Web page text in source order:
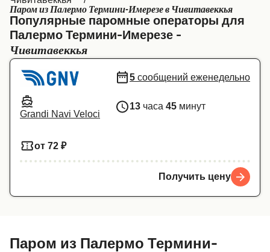
Canada België (NL)
Ελλάδα Belgique (FR)
Polska Deutschland
Schweiz (DE) Norge
Україна Indonesia
Паром из Палермо Термини-Имерезе в Чивитавеккья
Популярные паромные операторы для
Палермо Термини-Имерезе -
Чивитавеккья
Grandi Navi Veloci
5 сообщений еженедельно
13 часа 45 минут
от 72 ₽
Получить цену
Паром из Палермо Термини-